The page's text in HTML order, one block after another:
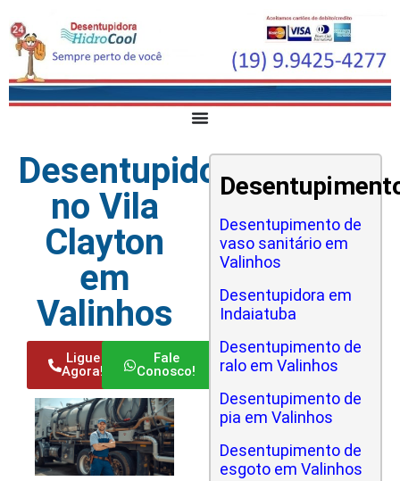
Desentupidora
no Vila
Clayton
em
Valinhos
Ligue
Agora!
Fale
Conosco!
Desentupimento de
vaso sanitário em
Valinhos
Desentupidora em
Indaiatuba
Desentupimento de
ralo em Valinhos
Desentupimento de
pia em Valinhos
Desentupimento de
esgoto em Valinhos